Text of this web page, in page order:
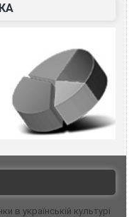
в українській культурі